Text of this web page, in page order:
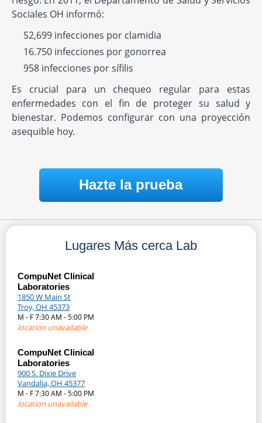
Sociales OH informó:
52,699 infecciones por clamidia
16.750 infecciones por gonorrea
958 infecciones por sífilis
Es crucial para un chequeo regular para estas
enfermedades con el fin de proteger su salud y
bienestar. Podemos configurar con una proyección
asequible hoy.
Hazte la prueba
Lugares Más cerca Lab
CompuNet Clinical
Laboratories
1850 W Main St
Troy, OH 45373
M - F 7:30 AM - 5:00 PM
location unavailable
CompuNet Clinical
Laboratories
900 S. Dixie Drive
Vandalia, OH 45377
M - F 7:30 AM - 5:00 PM
location unavailable